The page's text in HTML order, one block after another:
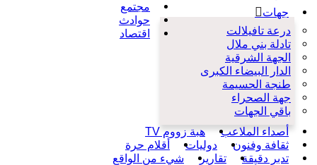
جهات
درعة تافيلالت
تادلة بني ملال
الجهة الشرقية
الدار البيضاء الكبرى
طنجة الحسيمة
جهة الصحراء
باقي الجهات
مجتمع
حوادث
اقتصاد
أصداء الملاعب
هبة زووم TV
ثقافة وفنون
دوليات
أقلام حرة
تدبر دقيقة
تقارير
شيء من الواقع